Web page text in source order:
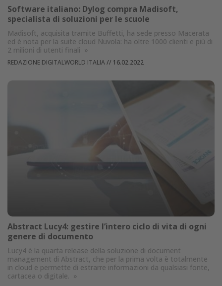
Software italiano: Dylog compra Madisoft,
specialista di soluzioni per le scuole
Madisoft, acquisita tramite Buffetti, ha sede presso Macerata
ed è nota per la suite cloud Nuvola: ha oltre 1000 clienti e più di
2 milioni di utenti finali »
REDAZIONE DIGITALWORLD ITALIA// 16.02.2022
Abstract Lucy4: gestire l’intero ciclo di vita di ogni
genere di documento
Lucy4 è la quarta release della soluzione di document
management di Abstract, che per la prima volta è totalmente
in cloud e permette di estrarre informazioni da qualsiasi fonte,
cartacea o digitale. »